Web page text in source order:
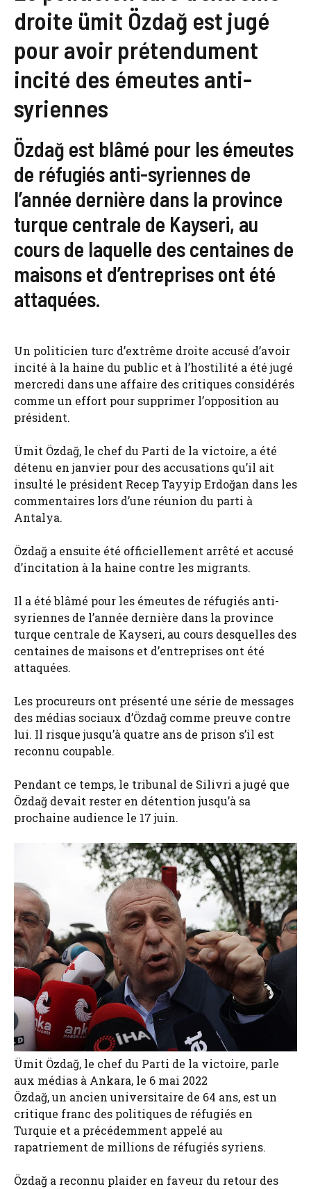
droite ümit Özdağ est jugé
pour avoir prétendument
incité des émeutes anti-
syriennes
Özdağ est blâmé pour les émeutes
de réfugiés anti-syriennes de
l’année dernière dans la province
turque centrale de Kayseri, au
cours de laquelle des centaines de
maisons et d’entreprises ont été
attaquées.
Un politicien turc d’extrême droite accusé d’avoir
incité à la haine du public et à l’hostilité a été jugé
mercredi dans une affaire des critiques considérés
comme un effort pour supprimer l’opposition au
président.
Ümit Özdağ, le chef du Parti de la victoire, a été
détenu en janvier pour des accusations qu’il ait
insulté le président Recep Tayyip Erdoğan dans les
commentaires lors d’une réunion du parti à
Antalya.
Özdağ a ensuite été officiellement arrêté et accusé
d’incitation à la haine contre les migrants.
Il a été blâmé pour les émeutes de réfugiés anti-
syriennes de l’année dernière dans la province
turque centrale de Kayseri, au cours desquelles des
centaines de maisons et d’entreprises ont été
attaquées.
Les procureurs ont présenté une série de messages
des médias sociaux d’Özdağ comme preuve contre
lui. Il risque jusqu’à quatre ans de prison s’il est
reconnu coupable.
Pendant ce temps, le tribunal de Silivri a jugé que
Özdağ devait rester en détention jusqu’à sa
prochaine audience le 17 juin.
Ümit Özdağ, le chef du Parti de la victoire, parle
aux médias à Ankara, le 6 mai 2022
Özdağ, un ancien universitaire de 64 ans, est un
critique franc des politiques de réfugiés en
Turquie et a précédemment appelé au
rapatriement de millions de réfugiés syriens.
Özdağ a reconnu plaider en faveur du retour des